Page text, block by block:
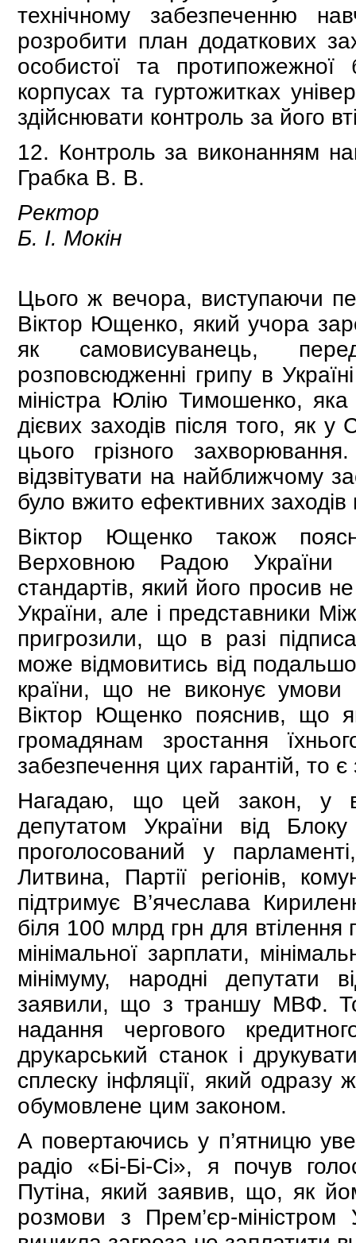
технічному забезпеченню
розробити план додаткових
особистої та протипожежної
корпусах та гуртожитках
здійснювати контроль за його
12. Контроль за виконанням
Грабка В. В.
Ректор
Б. І. Мокін
Цього ж вечора, виступаючи
Віктор Ющенко, який учора
як самовисуванець,
розповсюдженні грипу в
міністра Юлію Тимошенко,
дієвих заходів після того, як
цього грізного
відзвітувати на найближчому
було вжито ефективних заходів
Віктор Ющенко також
Верховною Радою України
стандартів, який його просив
України, але і представники
пригрозили, що в разі
може відмовитись від
країни, що не виконує умови
Віктор Ющенко пояснив, що
громадянам зростання
забезпечення цих гарантій, то
Нагадаю, що цей закон, у
депутатом України від
проголосований у
Литвина, Партії регіонів,
підтримує В’ячеслава
біля 100 млрд грн для
мінімальної зарплати,
мінімуму, народні депутати
заявили, що з траншу МВФ.
надання чергового
друкарський станок і
сплеску інфляції, який одразу
обумовлене цим законом.
А повертаючись у п’ятницю
радіо «Бі-Бі-Сі», я почув
Путіна, який заявив, що, як
розмови з Прем’єр-